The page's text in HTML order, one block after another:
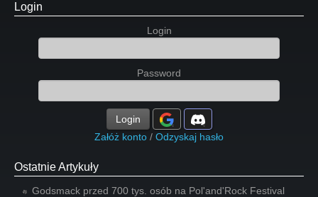
Login
Login
Password
Login
Załóż konto / Odzyskaj hasło
Ostatnie Artykuły
Godsmack przed 700 tys. osób na Pol'and'Rock Festival